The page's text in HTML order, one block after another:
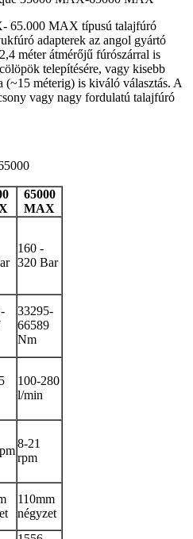
65.000 MAX típusú talajfúró
adapterek az angol gyártó
méter átmérőjű fúrószárral is
telepítésére, vagy kisebb
(~15 méterig) is kiváló választás. A
vagy nagy fordulatú talajfúró
65000
MAX
160 -
320 Bar
33295-
66589
Nm
100-280
l/min
8-21
rpm
110mm
négyzet